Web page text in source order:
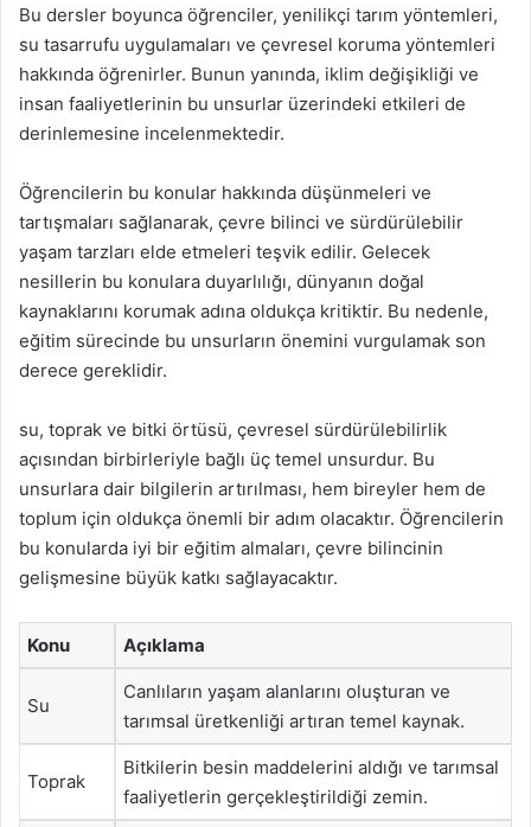
Bu dersler boyunca öğrenciler, yenilikçi tarım yöntemleri,
su tasarrufu uygulamaları ve çevresel koruma yöntemleri
hakkında öğrenirler. Bunun yanında, iklim değişikliği ve
insan faaliyetlerinin bu unsurlar üzerindeki etkileri de
derinlemesine incelenmektedir.
Öğrencilerin bu konular hakkında düşünmeleri ve
tartışmaları sağlanarak, çevre bilinci ve sürdürülebilir
yaşam tarzları elde etmeleri teşvik edilir. Gelecek
nesillerin bu konulara duyarlılığı, dünyanın doğal
kaynaklarını korumak adına oldukça kritiktir. Bu nedenle,
eğitim sürecinde bu unsurların önemini vurgulamak son
derece gereklidir.
su, toprak ve bitki örtüsü, çevresel sürdürülebilirlik
açısından birbirleriyle bağlı üç temel unsurdur. Bu
unsurlara dair bilgilerin artırılması, hem bireyler hem de
toplum için oldukça önemli bir adım olacaktır. Öğrencilerin
bu konularda iyi bir eğitim almaları, çevre bilincinin
gelişmesine büyük katkı sağlayacaktır.
Konu Açıklama
Su
Canlıların yaşam alanlarını oluşturan ve
tarımsal üretkenliği artıran temel kaynak.
Toprak
Bitkilerin besin maddelerini aldığı ve tarımsal
faaliyetlerin gerçekleştirildiği zemin.